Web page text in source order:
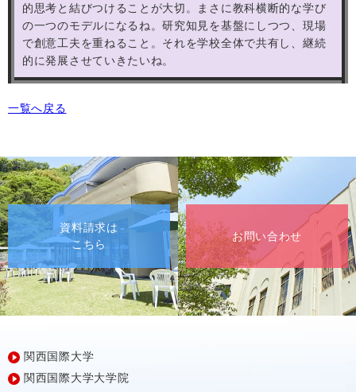
的思考と結びつけることが大切。まさに教科横断的な学び
の一つのモデルになるね。研究知見を基盤にしつつ、現場
で創意工夫を重ねること。それを学校全体で共有し、継続
的に発展させていきたいね。
一覧へ戻る
資料請求は
こちら
お問い合わせ
関西国際大学
関西国際大学大学院